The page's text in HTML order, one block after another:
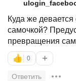
Куда же
самочкой?
превращения
👍 0 +
Ответить